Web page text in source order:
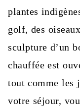
plantes
golf, des
sculpture d’un
chauffée est
tout comme les
votre séjour,